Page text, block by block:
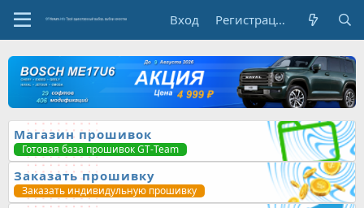
Вход Регистрация
Магазин прошивок
Готовая база прошивок GT-Team
Заказать прошивку
Заказать индивидульную прошивку